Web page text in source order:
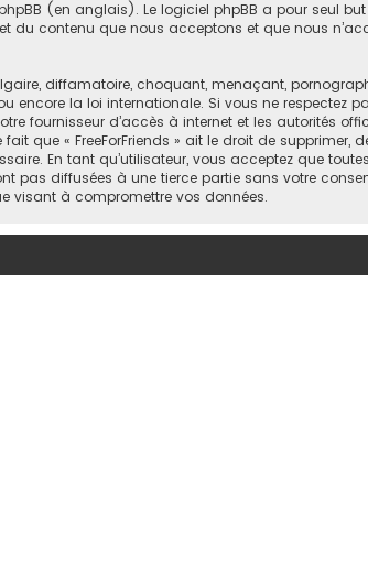
(en anglais). Le logiciel phpBB a pour seul
contenu que nous acceptons et que nous
diffamatoire, choquant, menaçant,
encore la loi internationale. Si vous ne respectez
fournisseur d’accès à internet et les autorités
que « FreeForFriends » ait le droit de supprimer,
En tant qu’utilisateur, vous acceptez que
diffusées à une tierce partie sans votre
visant à compromettre vos données.